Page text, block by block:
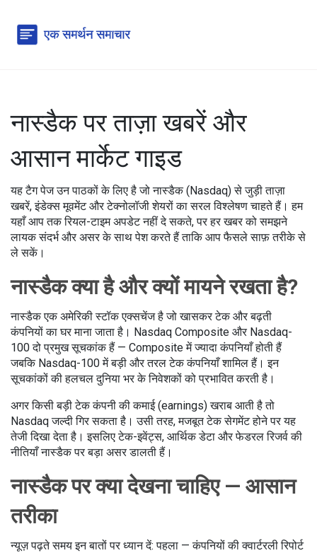
नास्डैक पर ताज़ा खबरें और
आसान मार्केट गाइड
यह टैग पेज उन पाठकों के लिए है जो नास्डैक (Nasdaq) से जुड़ी ताज़ा
खबरें, इंडेक्स मूवमेंट और टेक्नोलॉजी शेयरों का सरल विश्लेषण चाहते हैं। हम
यहाँ आप तक रियल-टाइम अपडेट नहीं दे सकते, पर हर खबर को समझने
लायक संदर्भ और असर के साथ पेश करते हैं ताकि आप फैसले साफ़ तरीके से
ले सकें।
नास्डैक क्या है और क्यों मायने रखता है?
नास्डैक एक अमेरिकी स्टॉक एक्सचेंज है जो खासकर टेक और बढ़ती
कंपनियों का घर माना जाता है। Nasdaq Composite और Nasdaq-
100 दो प्रमुख सूचकांक हैं — Composite में ज्यादा कंपनियाँ होती हैं
जबकि Nasdaq-100 में बड़ी और तरल टेक कंपनियाँ शामिल हैं। इन
सूचकांकों की हलचल दुनिया भर के निवेशकों को प्रभावित करती है।
अगर किसी बड़ी टेक कंपनी की कमाई (earnings) खराब आती है तो
Nasdaq जल्दी गिर सकता है। उसी तरह, मजबूत टेक सेगमेंट होने पर यह
तेजी दिखा देता है। इसलिए टेक-इवेंट्स, आर्थिक डेटा और फेडरल रिजर्व की
नीतियाँ नास्डैक पर बड़ा असर डालती हैं।
नास्डैक पर क्या देखना चाहिए — आसान
तरीका
न्यूज़ पढ़ते समय इन बातों पर ध्यान दें: पहला — कंपनियों की क्वार्टरली रिपोर्ट